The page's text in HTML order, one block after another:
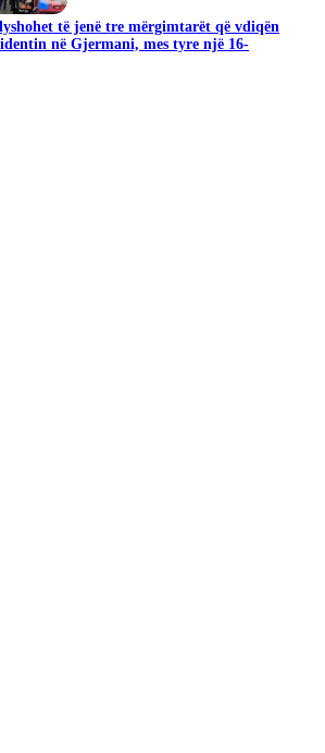
të jenë tre mërgimtarët që vdiqën
në Gjermani, mes tyre një 16-